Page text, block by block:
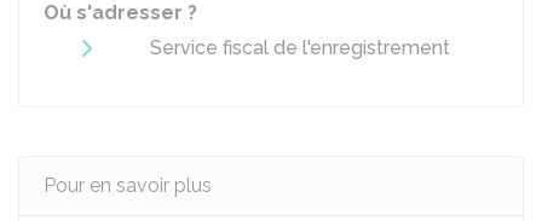
Où s'adresser ?
Service fiscal de l'enregistrement
Pour en savoir plus